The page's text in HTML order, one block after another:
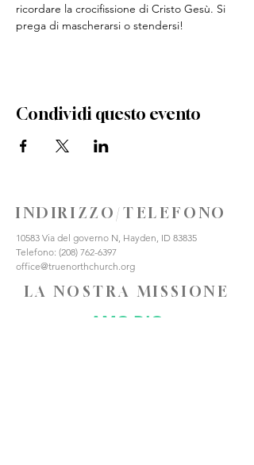
ricordare la crocifissione di Cristo Gesù. Si
prega di mascherarsi o stendersi!
Condividi questo evento
INDIRIZZO/TELEFONO
10583 Via del governo N, Hayden, ID 83835
Telefono: (208) 762-6397
office@truenorthchurch.org
LA NOSTRA MISSIONE
AMO DIO